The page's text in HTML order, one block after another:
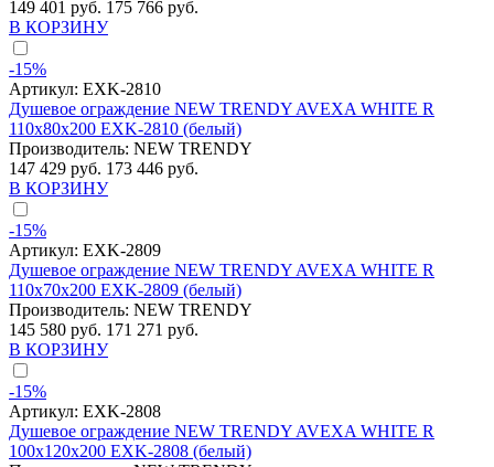
149 401 руб. 175 766 руб.
В КОРЗИНУ
-15%
Артикул: EXK-2810
Душевое ограждение NEW TRENDY AVEXA WHITE R
110x80x200 EXK-2810 (белый)
Производитель: NEW TRENDY
147 429 руб. 173 446 руб.
В КОРЗИНУ
-15%
Артикул: EXK-2809
Душевое ограждение NEW TRENDY AVEXA WHITE R
110x70x200 EXK-2809 (белый)
Производитель: NEW TRENDY
145 580 руб. 171 271 руб.
В КОРЗИНУ
-15%
Артикул: EXK-2808
Душевое ограждение NEW TRENDY AVEXA WHITE R
100x120x200 EXK-2808 (белый)